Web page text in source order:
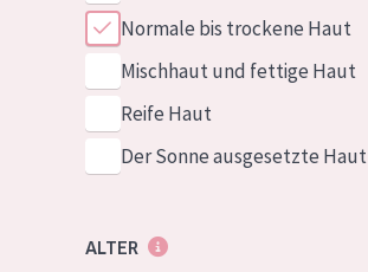
Normale bis trockene Haut
Mischhaut und fettige Haut
Reife Haut
Der Sonne ausgesetzte Haut
ALTER